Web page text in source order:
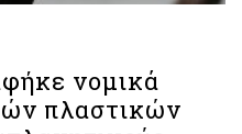
νομικά
πλαστικών